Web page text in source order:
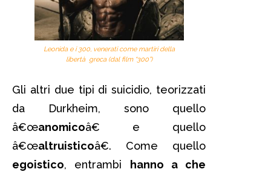
Leonida e i 300, venerati come martiri della
libertà greca (dal film “300”)
Gli altri due tipi di suicidio, teorizzati
da Durkheim, sono quello
â€œanomicoâ€ e quello
â€œaltruisticoâ€. Come quello
egoistico, entrambi
hanno a che